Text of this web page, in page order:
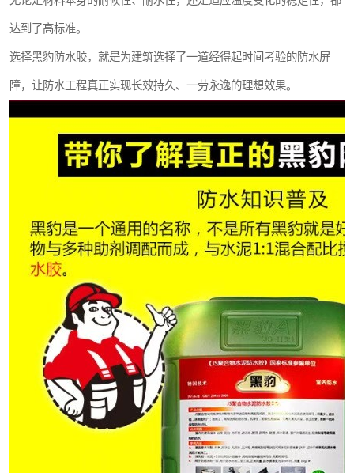
达到了高标准。
选择黑豹防水胶，就是为建筑选择了一道经得起时间考验的防水屏
障，让防水工程真正实现长效持久、一劳永逸的理想效果。